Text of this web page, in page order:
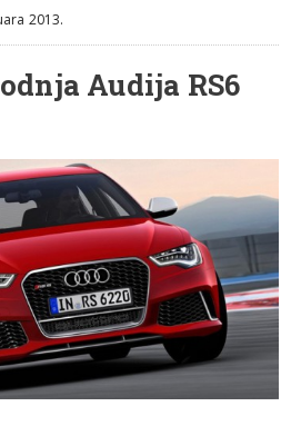
2013.
Audija RS6